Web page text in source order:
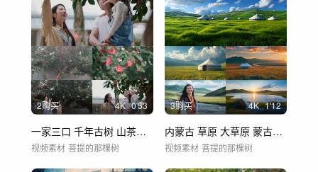
2购买 4K 0'53
一家三口 千年古树 山茶花 可爱的女孩
视频素材 菩提的那棵树
3购买 4K 1'12
内蒙古 草原 大草原 蒙古包 唯美草原
视频素材 菩提的那棵树